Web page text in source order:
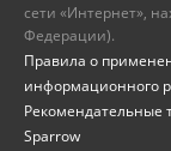
сети «Интернет»,
Федерации).
Правила о
информационного
Рекомендательные
Sparrow